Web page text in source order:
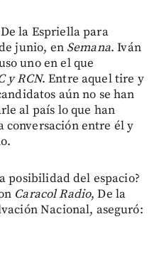
la Espriella para
junio, en Semana. Iván
uno en el que
y RCN. Entre aquel tire y
aún no se han
al país lo que han
conversación entre él y
posibilidad del espacio?
Caracol Radio, De la
Nacional, aseguró: